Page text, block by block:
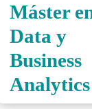
Máster
Data y
Business
Analytics